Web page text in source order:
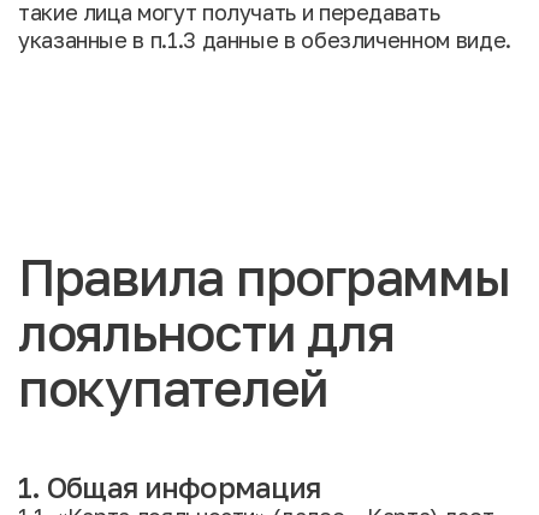
такие лица могут получать и передавать
указанные в п.1.3 данные в обезличенном виде.
Правила программы
лояльности для
покупателей
1. Общая информация